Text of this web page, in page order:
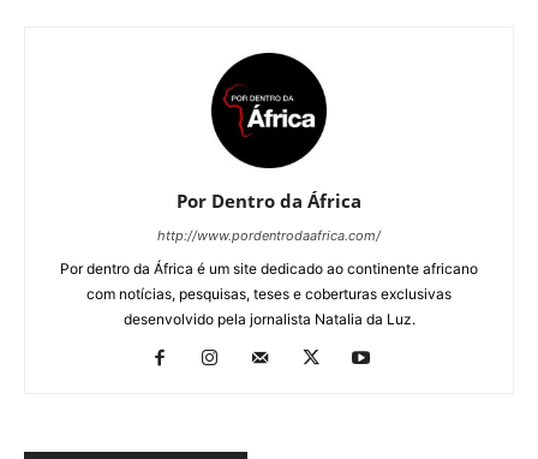
Por Dentro da África
http://www.pordentrodaafrica.com/
Por dentro da África é um site dedicado ao continente africano
com notícias, pesquisas, teses e coberturas exclusivas
desenvolvido pela jornalista Natalia da Luz.